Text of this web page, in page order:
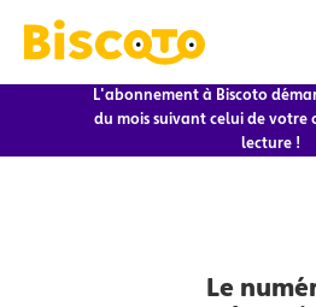
L'abonnement à Biscoto
du mois suivant celui de votre
lecture !
Le